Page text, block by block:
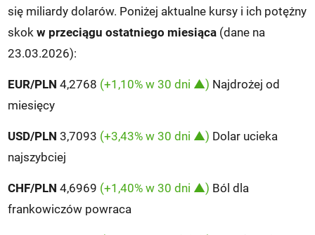
się miliardy dolarów. Poniżej aktualne kursy i ich potężny
skokw przeciągu ostatniego miesiąca (dane na
23.03.2026):
EUR/PLN 4,2768 (+1,10% w 30 dni ▲) Najdrożej od
miesięcy
USD/PLN 3,7093 (+3,43% w 30 dni ▲) Dolar ucieka
najszybciej
CHF/PLN 4,6969 (+1,40% w 30 dni ▲) Ból dla
frankowiczów powraca